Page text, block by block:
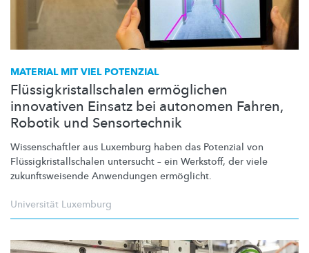
MATERIAL MIT VIEL POTENZIAL
Flüssigkristallschalen ermöglichen
innovativen Einsatz bei autonomen Fahren,
Robotik und Sensortechnik
Wissenschaftler aus Luxemburg haben das Potenzial von
Flüssigkristallschalen untersucht – ein Werkstoff, der viele
zukunftsweisende Anwendungen ermöglicht.
Universität Luxemburg